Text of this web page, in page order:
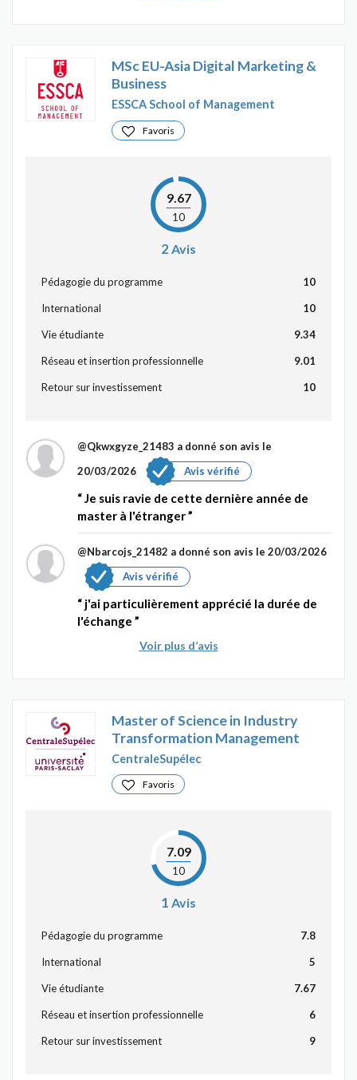
MSc EU-Asia Digital Marketing &
Business
ESSCA School of Management
Favoris
9.67
10
2 Avis
Pédagogie du programme 10
International 10
Vie étudiante 9.34
Réseau et insertion professionnelle 9.01
Retour sur investissement 10
@Qkwxgyze_21483 a donné son avis le
20/03/2026
Avis vérifié
Je suis ravie de cette dernière année de
master à l'étranger
@Nbarcojs_21482 a donné son avis le 20/03/2026
Avis vérifié
j'ai particulièrement apprécié la durée de
l'échange
Voir plus d’avis
Master of Science in Industry
Transformation Management
CentraleSupélec
Favoris
7.09
10
1 Avis
Pédagogie du programme 7.8
International 5
Vie étudiante 7.67
Réseau et insertion professionnelle 6
Retour sur investissement 9